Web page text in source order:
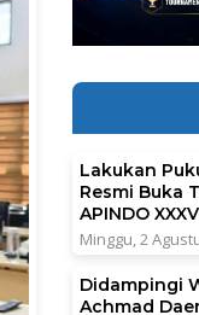
Lakukan
Resmi Buka
APINDO XXXV
Minggu, 2
Didampingi
Achmad